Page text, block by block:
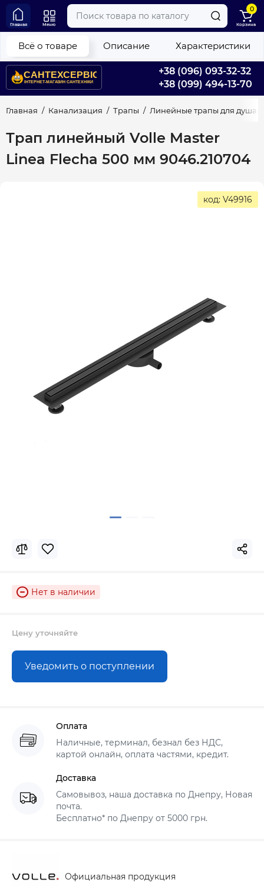
+38 (096) 093-32-32
+38 (099) 494-13-70
Главная Меню
0
Корзина
Главная Канализация Трапы Линейные трапы для душа
Трап линейный Volle Master
Linea Flecha 500 мм 9046.210704
Всё о товаре Описание Характеристики
код: V49916
Нет в наличии
Цену уточняйте
Уведомить о поступлении
Оплата
Наличные, терминал, безнал без НДС,
картой онлайн, оплата частями, кредит.
Доставка
Самовывоз, наша доставка по Днепру, Новая
почта.
Бесплатно* по Днепру от 5000 грн.
Официальная продукция